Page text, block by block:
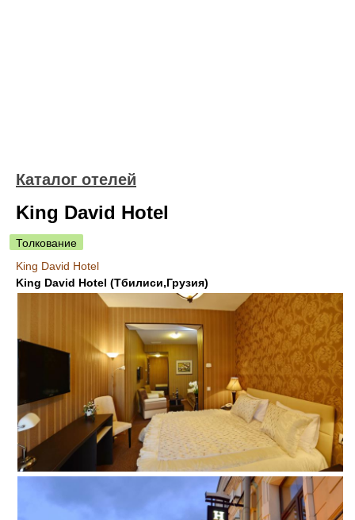
Каталог отелей
King David Hotel
Толкование
King David Hotel
King David Hotel (Тбилиси,Грузия)